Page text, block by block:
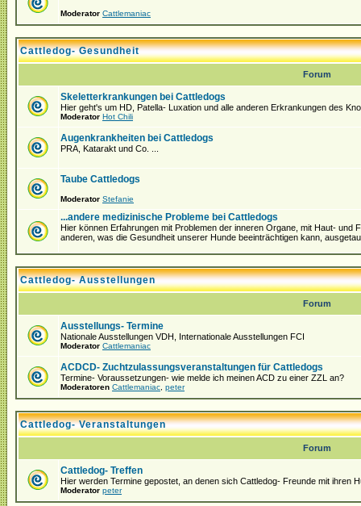
Moderator Cattlemaniac
Cattledog- Gesundheit
Forum
Skeletterkrankungen bei Cattledogs
Hier geht's um HD, Patella- Luxation und alle anderen Erkrankungen des
Moderator Hot Chili
Augenkrankheiten bei Cattledogs
PRA, Katarakt und Co. ...
Taube Cattledogs
Moderator Stefanie
...andere medizinische Probleme bei Cattledogs
Hier können Erfahrungen mit Problemen der inneren Organe, mit Haut- und
anderen, was die Gesundheit unserer Hunde beeinträchtigen kann,
Cattledog- Ausstellungen
Forum
Ausstellungs- Termine
Nationale Ausstellungen VDH, Internationale Ausstellungen FCI
Moderator Cattlemaniac
ACDCD- Zuchtzulassungsveranstaltungen für Cattledogs
Termine- Voraussetzungen- wie melde ich meinen ACD zu einer ZZL an?
Moderatoren Cattlemaniac peter
Cattledog- Veranstaltungen
Forum
Cattledog- Treffen
Hier werden Termine gepostet, an denen sich Cattledog- Freunde mit ihren
Moderator peter